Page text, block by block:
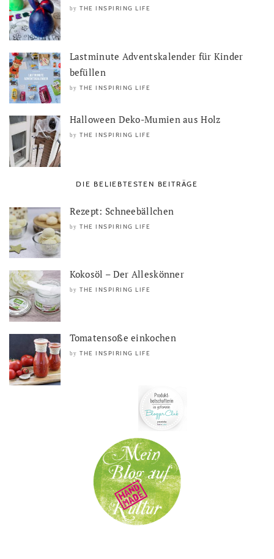
by THE INSPIRING LIFE
Lastminute Adventskalender für Kinder
befüllen
by THE INSPIRING LIFE
Halloween Deko-Mumien aus Holz
by THE INSPIRING LIFE
DIE BELIEBTESTEN BEITRÄGE
Rezept: Schneebällchen
by THE INSPIRING LIFE
Kokosöl – Der Alleskönner
by THE INSPIRING LIFE
Tomatensoße einkochen
by THE INSPIRING LIFE